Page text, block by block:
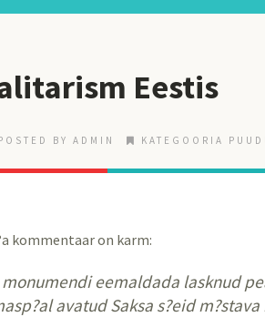
Eestis
BY ADMIN KATEGOORIA
kommentaar on karm:
monumendi eemaldada lasknud
avatud Saksa s?eid